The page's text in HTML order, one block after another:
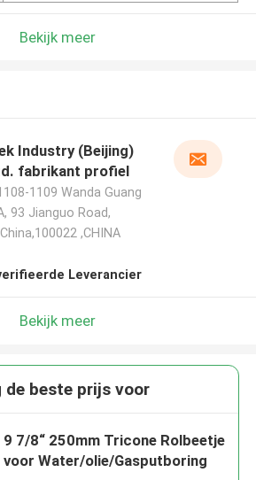
Bekijk meer
Industry (Beijing)
fabrikant profiel
1109 Wanda Guang
93 Jianguo Road,
,CHINA
Leverancier
Bekijk meer
de beste prijs voor
9 7/8“ 250mm Tricone Rolbeetje
voor Water/olie/Gasputboring